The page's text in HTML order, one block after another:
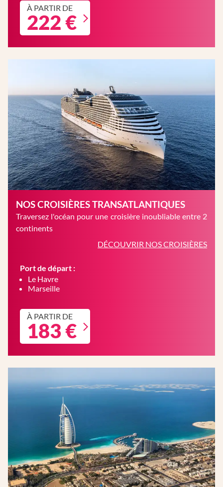
À PARTIR DE
222 €
NOS CROISIÈRES TRANSATLANTIQUES
Traversez l'océan pour une croisière inoubliable entre 2
continents
DÉCOUVRIR NOS CROISIÈRES
Port de départ :
Le Havre
Marseille
À PARTIR DE
183 €